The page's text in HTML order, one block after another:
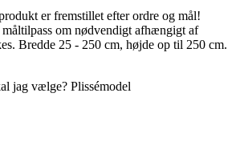
er fremstillet efter ordre og mål!
om nødvendigt afhængigt af
Bredde 25 - 250 cm, højde op til 250 cm.
jag vælge? Plissémodel